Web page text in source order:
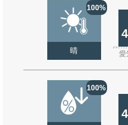
100%
晴 愛
100%